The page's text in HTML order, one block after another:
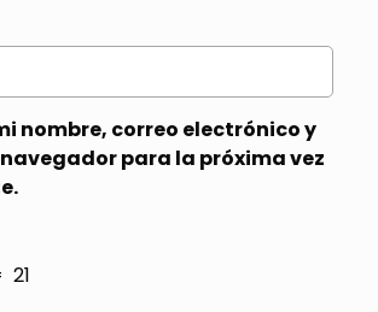
nombre, correo electrónico y
para la próxima vez
21